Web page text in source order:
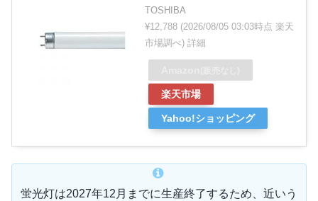
TOSHIBA
¥12,788 (2026/08/05 03:03時点 楽天
市場調べ) 詳細
楽天市場
Yahoo!ショッピング
蛍光灯は2027年12月までに生産終了するため、近いう